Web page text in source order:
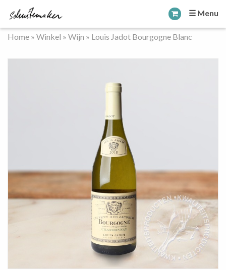
☰ Menu
Home » Winkel » Wijn » Louis Jadot Bourgogne Blanc